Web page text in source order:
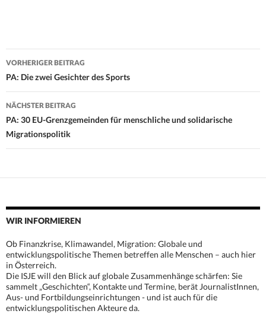
Beitrags-
Navigation
VORHERIGER BEITRAG
PA: Die zwei Gesichter des Sports
NÄCHSTER BEITRAG
PA: 30 EU-Grenzgemeinden für menschliche und solidarische
Migrationspolitik
WIR INFORMIEREN
Ob Finanzkrise, Klimawandel, Migration: Globale und
entwicklungspolitische Themen betreffen alle Menschen – auch hier
in Österreich.
Die ISJE will den Blick auf globale Zusammenhänge schärfen: Sie
sammelt „Geschichten“, Kontakte und Termine, berät JournalistInnen,
Aus- und Fortbildungseinrichtungen - und ist auch für die
entwicklungspolitischen Akteure da.